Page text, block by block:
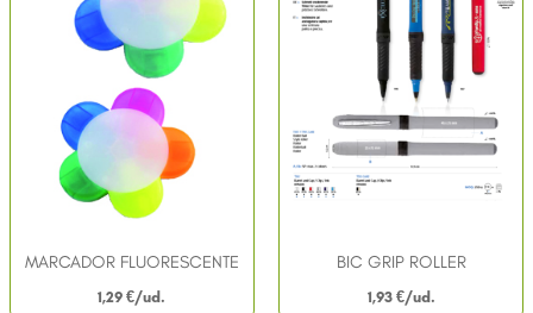
MARCADOR FLUORESCENTE
1,29 €
BIC GRIP ROLLER
1,93 €